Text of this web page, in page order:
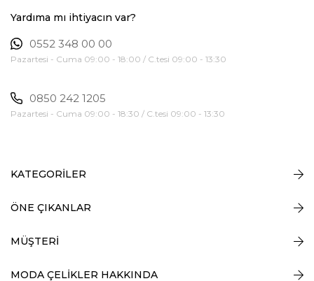
Yardıma mı ihtiyacın var?
0552 348 00 00
Pazartesi - Cuma 09:00 - 18:00 / C.tesi 09:00 - 13:30
0850 242 1205
Pazartesi - Cuma 09:00 - 18:30 / C.tesi 09:00 - 13:30
KATEGORİLER
ÖNE ÇIKANLAR
MÜŞTERİ
MODA ÇELİKLER HAKKINDA